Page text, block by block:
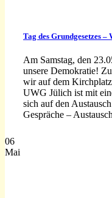
Tag des Grundgesetzes –
Am Samstag, den
unsere Demokratie!
wir auf dem
UWG Jülich ist mit
sich auf den
Gespräche –
06
Mai